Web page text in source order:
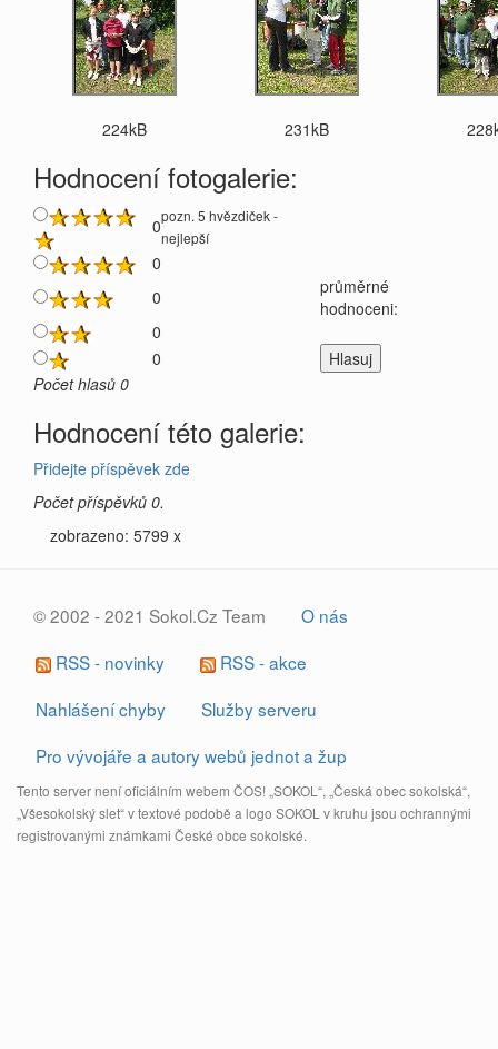
224kB 231kB
Hodnocení fotogalerie:
0pozn. 5 hvězdiček -
nejlepší
0
0
průměrné
hodnoceni:
0
0
Počet hlasů 0
Hodnocení této galerie:
Přidejte příspěvek zde
Počet příspěvků 0.
zobrazeno: 5799 x
© 2002 - 2021 Sokol.Cz Team
O nás
RSS - novinky
RSS - akce
Nahlášení chyby
Služby serveru
Pro vývojáře a autory webů jednot a žup
Tento server není oficiálním webem ČOS! „SOKOL“, „Česká obec sokolská“,
„Všesokolský slet“ v textové podobě a logo SOKOL v kruhu jsou ochrannými
registrovanými známkami České obce sokolské.